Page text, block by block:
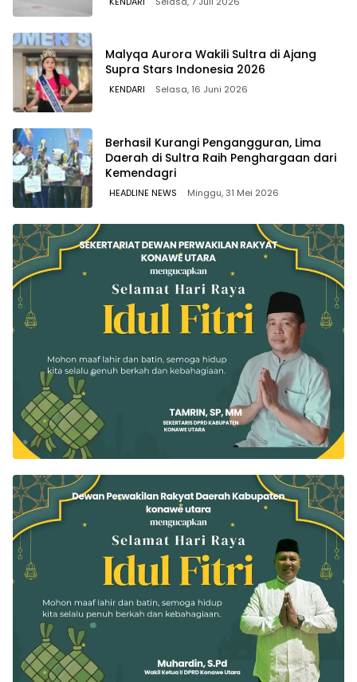
Malyqa Aurora Wakili Sultra di Ajang
Supra Stars Indonesia 2026
KENDARI Selasa, 16 Juni 2026
Berhasil Kurangi Pengangguran, Lima
Daerah di Sultra Raih Penghargaan dari
Kemendagri
HEADLINE NEWS Minggu, 31 Mei 2026